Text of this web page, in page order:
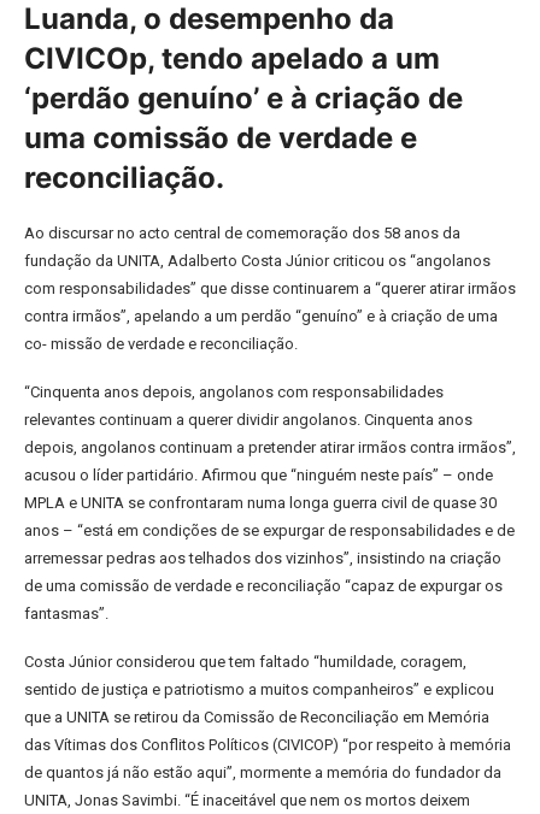
Luanda, o desempenho da
CIVICOp, tendo apelado a um
‘perdão genuíno’ e à criação de
uma comissão de verdade e
reconciliação.
Ao discursar no acto central de comemoração dos 58 anos da
fundação da UNITA, Adalberto Costa Júnior criticou os “angolanos
com responsabilidades” que disse continuarem a “querer atirar irmãos
contra irmãos”, apelando a um perdão “genuíno” e à criação de uma
co- missão de verdade e reconciliação.
“Cinquenta anos depois, angolanos com responsabilidades
relevantes continuam a querer dividir angolanos. Cinquenta anos
depois, angolanos continuam a pretender atirar irmãos contra irmãos”,
acusou o líder partidário. Afirmou que “ninguém neste país” – onde
MPLA e UNITA se confrontaram numa longa guerra civil de quase 30
anos – “está em condições de se expurgar de responsabilidades e de
arremessar pedras aos telhados dos vizinhos”, insistindo na criação
de uma comissão de verdade e reconciliação “capaz de expurgar os
fantasmas”.
Costa Júnior considerou que tem faltado “humildade, coragem,
sentido de justiça e patriotismo a muitos companheiros” e explicou
que a UNITA se retirou da Comissão de Reconciliação em Memória
das Vítimas dos Conflitos Políticos (CIVICOP) “por respeito à memória
de quantos já não estão aqui”, mormente a memória do fundador da
UNITA, Jonas Savimbi. “É inaceitável que nem os mortos deixem